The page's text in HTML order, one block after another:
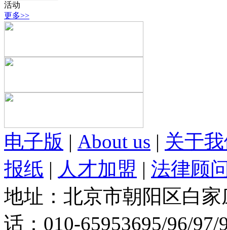
活动
更多>>
电子版 | About us | 关于
报纸 | 人才加盟 | 法律顾
地址：北京市朝阳区白
话：010-65953695/96/